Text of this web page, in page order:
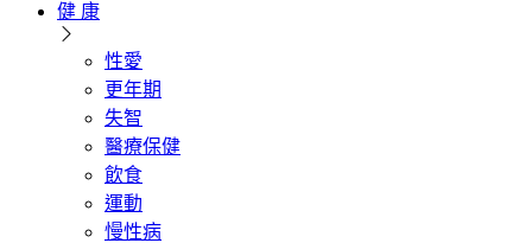
健 康
性愛
更年期
失智
醫療保健
飲食
運動
慢性病